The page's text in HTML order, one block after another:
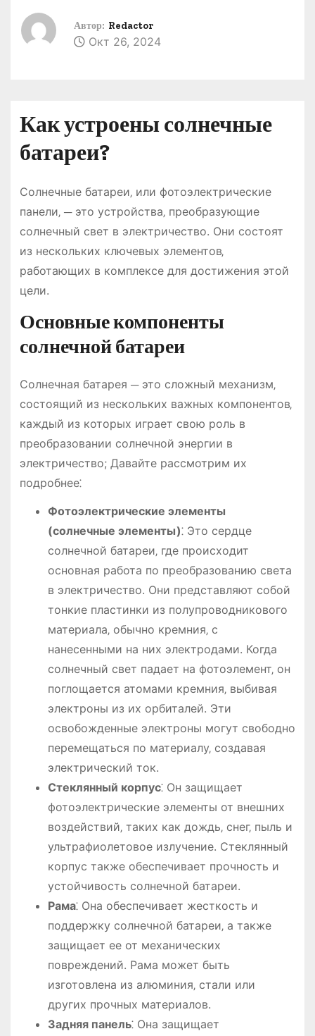
Автор: Redactor
Окт 26, 2024
Как устроены солнечные
батареи?
Солнечные батареи‚ или фотоэлектрические
панели‚ ─ это устройства‚ преобразующие
солнечный свет в электричество. Они состоят
из нескольких ключевых элементов‚
работающих в комплексе для достижения этой
цели.
Основные компоненты
солнечной батареи
Солнечная батарея ─ это сложный механизм‚
состоящий из нескольких важных компонентов‚
каждый из которых играет свою роль в
преобразовании солнечной энергии в
электричество; Давайте рассмотрим их
подробнее⁚
Фотоэлектрические элементы
(солнечные элементы)⁚ Это сердце
солнечной батареи‚ где происходит
основная работа по преобразованию света
в электричество. Они представляют собой
тонкие пластинки из полупроводникового
материала‚ обычно кремния‚ с
нанесенными на них электродами. Когда
солнечный свет падает на фотоэлемент‚ он
поглощается атомами кремния‚ выбивая
электроны из их орбиталей. Эти
освобожденные электроны могут свободно
перемещаться по материалу‚ создавая
электрический ток.
Стеклянный корпус⁚ Он защищает
фотоэлектрические элементы от внешних
воздействий‚ таких как дождь‚ снег‚ пыль и
ультрафиолетовое излучение. Стеклянный
корпус также обеспечивает прочность и
устойчивость солнечной батареи.
Рама⁚ Она обеспечивает жесткость и
поддержку солнечной батареи‚ а также
защищает ее от механических
повреждений. Рама может быть
изготовлена из алюминия‚ стали или
других прочных материалов.
Задняя панель⁚ Она защищает